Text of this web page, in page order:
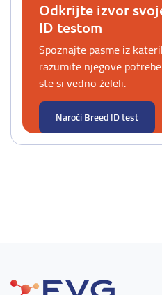
Odkrijte izvor
ID testom
Spoznajte pasme iz
razumite njegove
ste si vedno želeli.
Naroči Breed ID test